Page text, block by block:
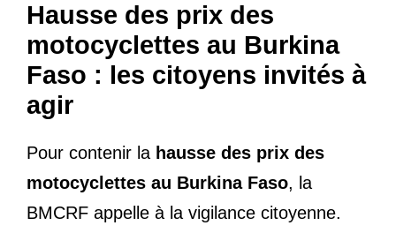
Hausse des prix des
motocyclettes au Burkina
Faso : les citoyens invités à
agir
Pour contenir la hausse des prix des
motocyclettes au Burkina Faso, la
BMCRF appelle à la vigilance citoyenne.